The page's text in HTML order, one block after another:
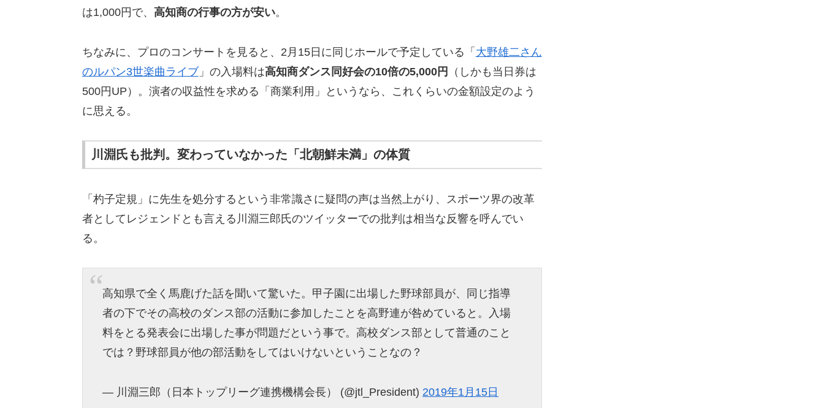
は1,000円で、 高知商の行事の方が安い。
ちなみに、プロのコンサートを見ると、2月15日に同じホールで予定している「 大野雄二さん
のルパン3世楽曲ライブ」の入場料は高知商ダンス同好会の10倍の5,000円
（しかも当日券は
500円UP）。演者の収益性を求める「商業利用」というなら、これくらいの金額設定のよう
に思える。
川淵氏も批判。変わっていなかった「北朝鮮未満」の体質
「杓子定規」に先生を処分するという非常識さに疑問の声は当然上がり、スポーツ界の改革
者としてレジェンドとも言える川淵三郎氏のツイッターでの批判は相当な反響を呼んでい
る。
高知県で全く馬鹿げた話を聞いて驚いた。甲子園に出場した野球部員が、同じ指導
者の下でその高校のダンス部の活動に参加したことを高野連が咎めていると。入場
料をとる発表会に出場した事が問題だという事で。高校ダンス部として普通のこと
では？野球部員が他の部活動をしてはいけないということなの？
— 川淵三郎（日本トップリーグ連携機構会長） (@jtl_President) 2019年1月15日